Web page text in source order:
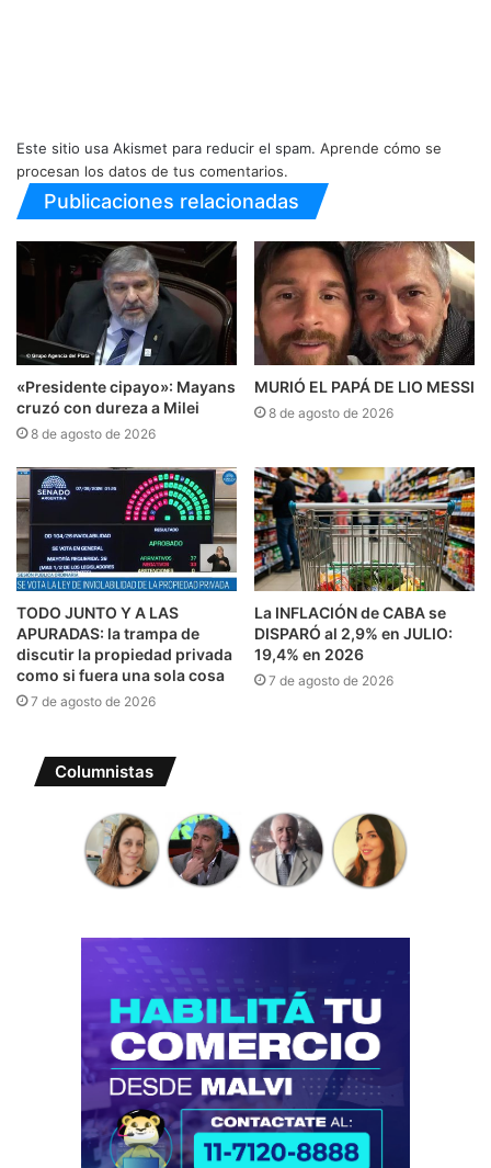
Este sitio usa Akismet para reducir el spam. Aprende cómo se
procesan los datos de tus comentarios.
Publicaciones relacionadas
«Presidente cipayo»: Mayans
cruzó con dureza a Milei
8 de agosto de 2026
MURIÓ EL PAPÁ DE LIO MESSI
8 de agosto de 2026
TODO JUNTO Y A LAS
APURADAS: la trampa de
discutir la propiedad privada
como si fuera una sola cosa
7 de agosto de 2026
La INFLACIÓN de CABA se
DISPARÓ al 2,9% en JULIO:
19,4% en 2026
7 de agosto de 2026
Columnistas